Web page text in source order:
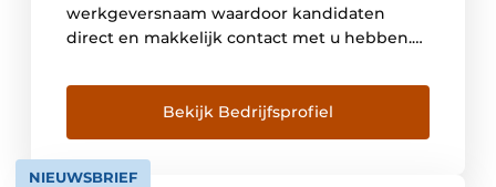
werkgeversnaam waardoor kandidaten
direct en makkelijk contact met u hebben.
snelle, eenvoudige en betaalbare vorm van
personeelswerving.Bekijk Bedrijfsprofiel
NIEUWSBRIEF